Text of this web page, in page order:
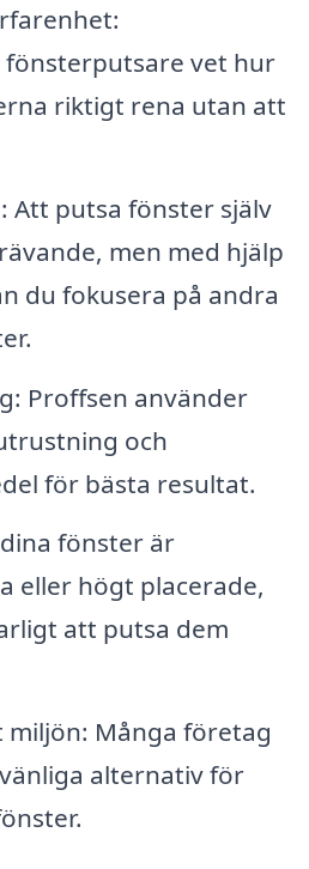
fönsterputsare vet hur
riktigt rena utan att
Att putsa fönster själv
men med hjälp
du fokusera på andra
Proffsen använder
och
för bästa resultat.
fönster är
eller högt placerade,
att putsa dem
miljön: Många företag
alternativ för